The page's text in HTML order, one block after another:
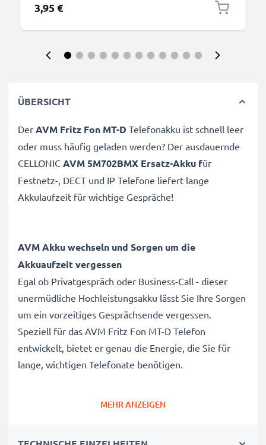
3,95 €
ÜBERSICHT
Der AVM Fritz Fon MT-D Telefonakku ist schnell leer
oder muss häufig geladen werden? Der ausdauernde
CELLONIC AVM 5M702BMX Ersatz-Akku für
Festnetz-, DECT und IP Telefone liefert lange
Akkulaufzeit für wichtige Gespräche!
AVM Akku wechseln und Sorgen um die
Akkuaufzeit vergessen
Egal ob Privatgespräch oder Business-Call - dieser
unermüdliche Hochleistungsakku lässt Sie Ihre Sorgen
um ein vorzeitiges Gesprächsende vergessen.
Speziell für das AVM Fritz Fon MT-D Telefon
entwickelt, bietet er genau die Energie, die Sie für
lange, wichtigen Telefonate benötigen.
MEHR ANZEIGEN